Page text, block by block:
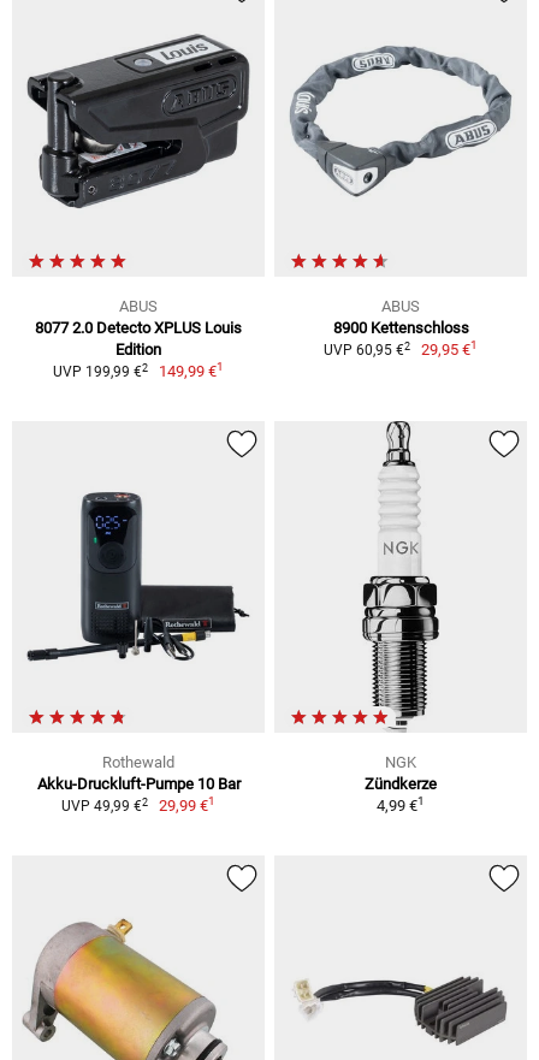
ABUS
8077 2.0 Detecto XPLUS Louis
Edition
UVP 199,99 €2 149,99 €1
ABUS
8900 Kettenschloss
UVP 60,95 €2 29,95 €1
Rothewald
Akku-Druckluft-Pumpe 10 Bar
UVP 49,99 €2 29,99 €1
NGK
Zündkerze
4,99 €1